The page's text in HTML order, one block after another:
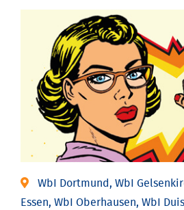
WbI Dortmund, WbI
Essen, WbI Oberhausen, WbI